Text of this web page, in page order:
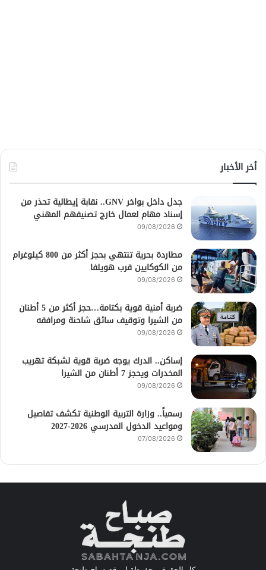
أخر الأخبار
جدل داخل بواخر GNV.. نقابة إيطالية تحذر من
إسناد مهام لعمال خارج تصنيفهم المهني
09/08/2026
مطاردة بحرية تنتهي بحجز أكثر من 800 كيلوغرام
من الكوكايين قرب هويلفا
09/08/2026
ضربة أمنية قوية بكتامة…حجز أكثر من 5 أطنان
من الشيرا وتوقيف سائق شاحنة ومرافقه
09/08/2026
إساكن.. الدرك يوجه ضربة قوية لشبكة تهريب
المخدرات ويحجز 7 أطنان من الشيرا
09/08/2026
رسمياً.. وزارة التربية الوطنية تكشف تفاصيل
ومواعيد الدخول المدرسي 2026-2027
07/08/2026